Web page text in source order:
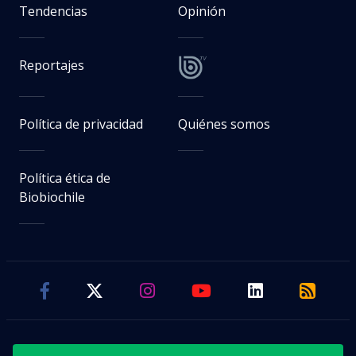
Tendencias Opinión
Reportajes
Política de privacidad Quiénes somos
Política ética de
Biobiochile